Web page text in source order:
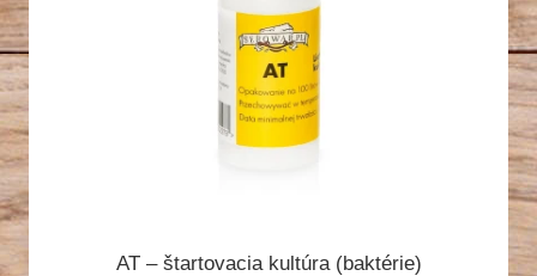
AT – štartovacia kultúra (baktérie)